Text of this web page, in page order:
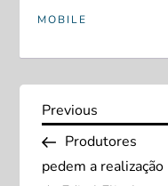
MOBILE
N
a
Previous
Post
Previous
Produtores
pedem a realização